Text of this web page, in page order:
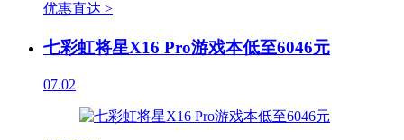
优惠直达 >
七彩虹将星X16 Pro游戏本低至6046元
07.02